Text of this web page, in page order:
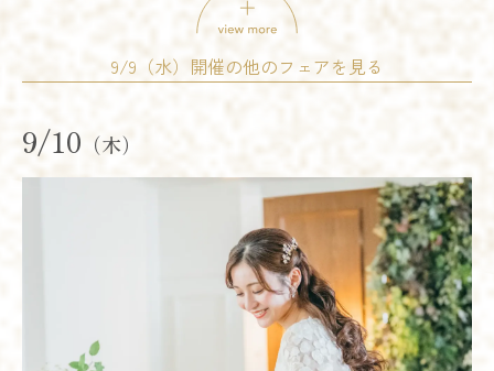
9/9（水）開催の他のフェアを見る
9/10 （木）